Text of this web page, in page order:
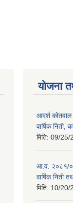
योजना
आदर्श
वार्षिक निती,
मिति: 09/25/
आ.व. २०८१/
वार्षिक निती
मिति: 10/20/